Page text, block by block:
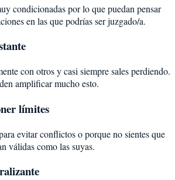
condicionadas por lo que puedan pensar
en las que podrías ser juzgado/a.
con otros y casi siempre sales perdiendo.
amplificar mucho esto.
límites
evitar conflictos o porque no sientes que
válidas como las suyas.